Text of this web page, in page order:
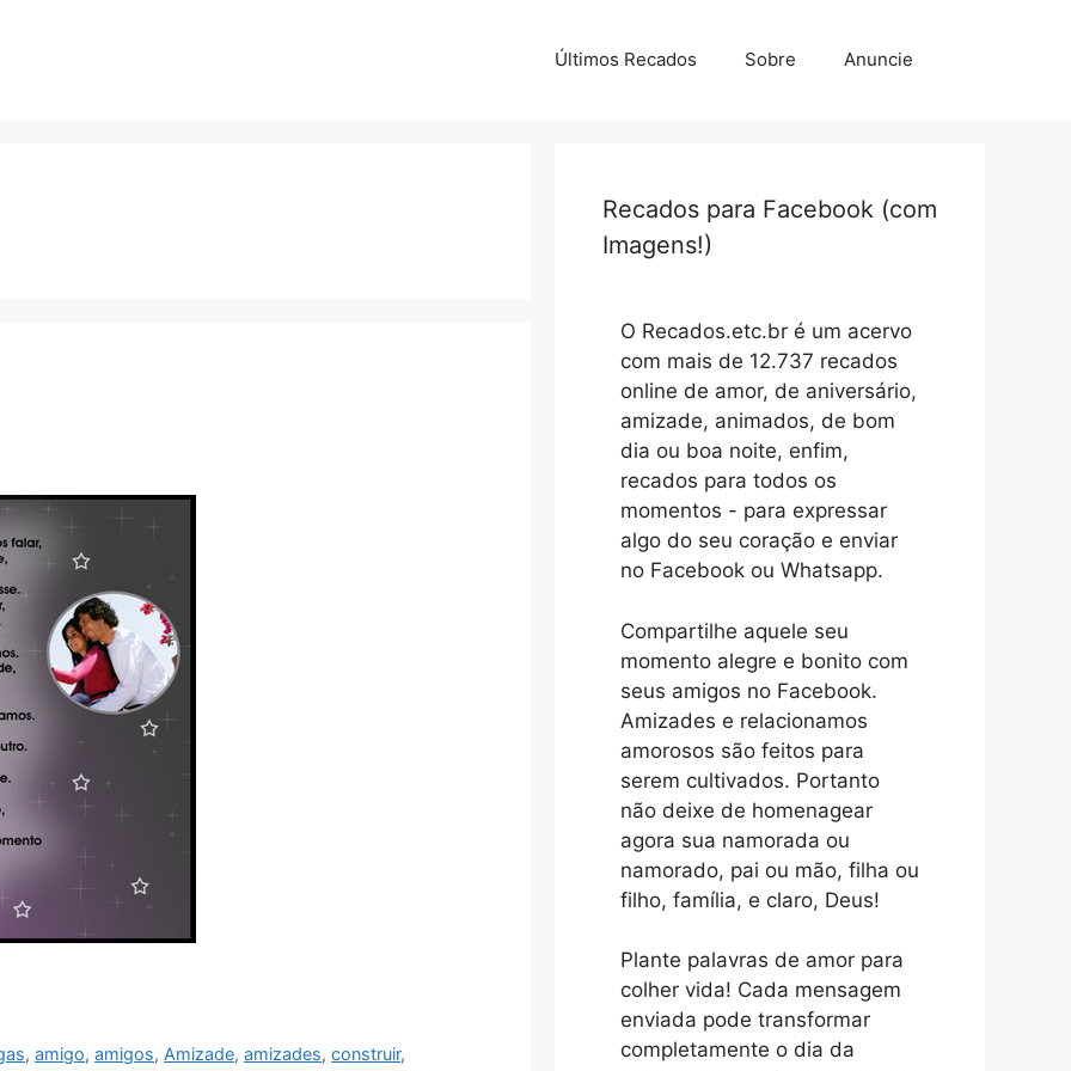
Últimos Recados Sobre Anuncie
,amigo,amigos, Amizade,amizades,construir,
Recados para Facebook (com
Imagens!)
O Recados.etc.br é um acervo
com mais de 12.737 recados
online de amor, de aniversário,
amizade, animados, de bom
dia ou boa noite, enfim,
recados para todos os
momentos - para expressar
algo do seu coração e enviar
no Facebook ou Whatsapp.
Compartilhe aquele seu
momento alegre e bonito com
seus amigos no Facebook.
Amizades e relacionamos
amorosos são feitos para
serem cultivados. Portanto
não deixe de homenagear
agora sua namorada ou
namorado, pai ou mão, filha ou
filho, família, e claro, Deus!
Plante palavras de amor para
colher vida! Cada mensagem
enviada pode transformar
completamente o dia da